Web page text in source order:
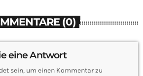
(0)
eine Antwort
sein, um einen Kommentar zu